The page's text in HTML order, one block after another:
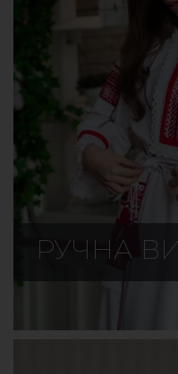
РУЧНА